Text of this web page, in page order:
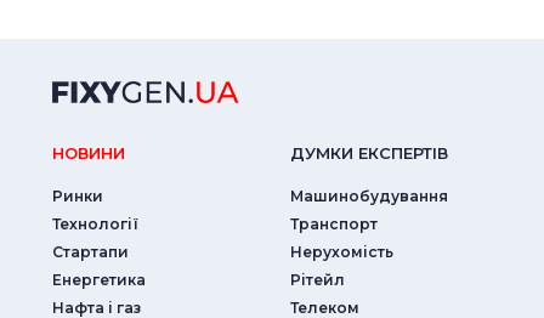
НОВИНИ
Ринки
Технології
Стартапи
Енергетика
Нафта і газ
ДУМКИ ЕКСПЕРТIВ
Машинобудування
Транспорт
Нерухомість
Рітейл
Телеком